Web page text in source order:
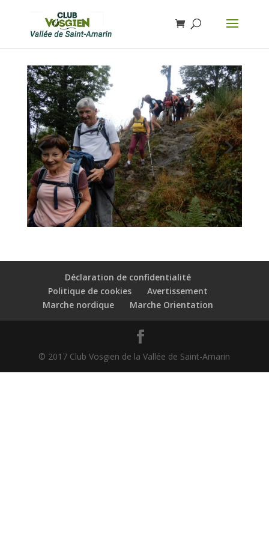
Déclaration de confidentialité
Politique de cookies
Avertissement
Marche nordique
Marche Orientation
© 2017 Club Vosgien de la Vallée de Saint-Amarin